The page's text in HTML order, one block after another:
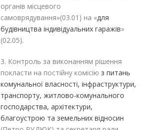
органів місцевого
самоврядування»(03.01) на «для
будівництва індивідуальних гаражів»
(02.05).
3. Контроль за виконанням рішення
покласти на постійну комісію з питань
комунальної власності, інфраструктури,
транспорту, житлово-комунального
господарства, архітектури,
благоустрою та земельних відносин